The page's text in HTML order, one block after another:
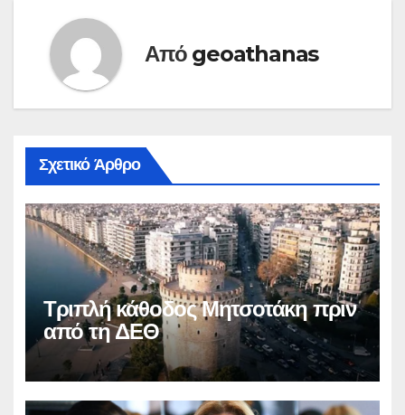
Από geoathanas
Σχετικό Άρθρο
Τριπλή κάθοδος Μητσοτάκη πριν
από τη ΔΕΘ